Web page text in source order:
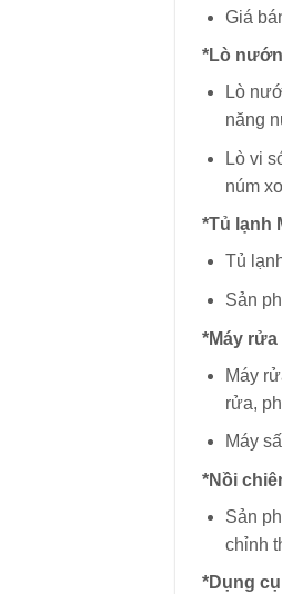
Giá
*Lò
Lò
năng
Lò vi
núm
*Tủ lạnh
Tủ
Sản
*Máy rửa
Máy
rửa,
Máy
*Nồi
Sản
chỉnh
*Dụng